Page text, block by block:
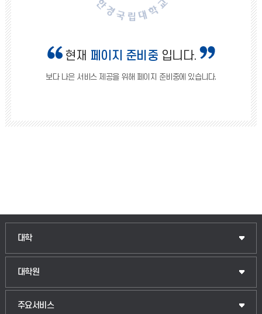
현재 페이지 준비중 입니다.
보다 나은 서비스 제공을 위해 페이지 준비중에 있습니다.
대학
대학원
주요서비스